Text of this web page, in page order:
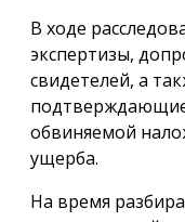
В ходе
экспертизы,
свидетелей, а
подтверждающие
обвиняемой
ущерба.
На время